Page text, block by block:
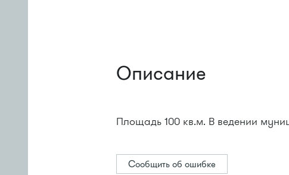
Описание
Площадь 100 кв.м. В ведении
Сообщить об ошибке